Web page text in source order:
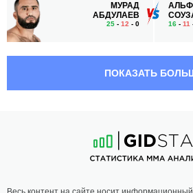
МУРАД
АБДУЛАЕВ
25 - 12 - 0 16 - 11
20:00 МСК
ЛЕГЧАЙШИЙ ВЕС 61.2
ПОКАЗАТЬ